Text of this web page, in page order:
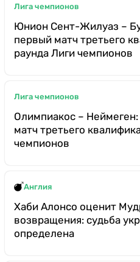
Лига чемпионов
Юнион Сент-Жилуаз –
первый матч третьего
раунда Лиги чемпионов
Лига чемпионов
Олимпиакос –
матч третьего
чемпионов
Англия
Хаби Алонсо оценит
возвращения: судьба
определена